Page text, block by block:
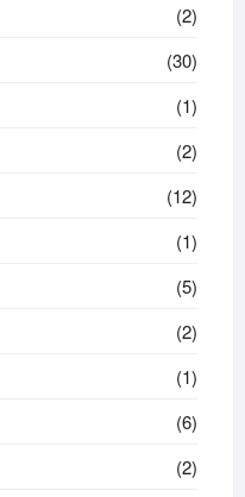
(2)
(30)
(1)
(2)
(12)
(1)
(5)
(2)
(1)
(6)
(2)